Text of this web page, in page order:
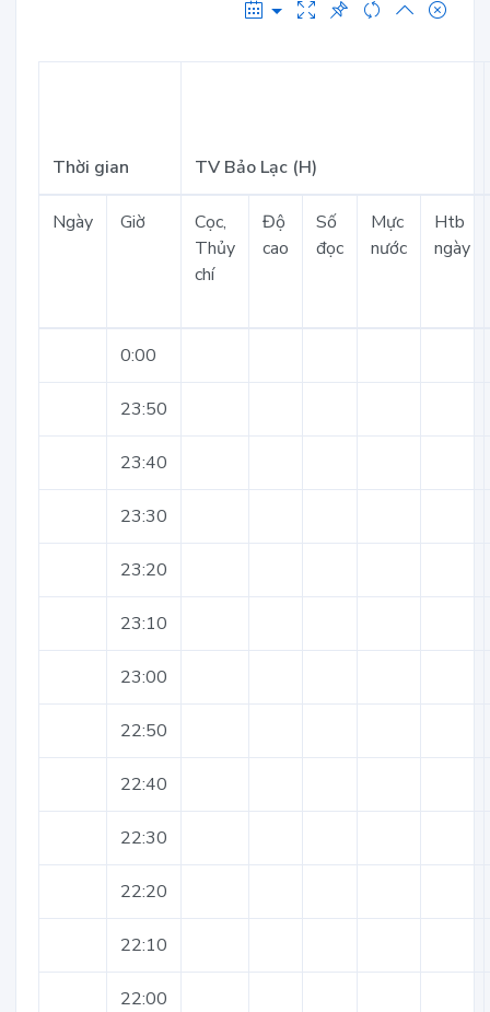
Thời gian TV Bảo Lạc (H)
Ngày Giờ
Cọc,
Thủy
chí
Độ
cao
Số
đọc
Mực
nước
Htb
ngày
0:00
23:50
23:40
23:30
23:20
23:10
23:00
22:50
22:40
22:30
22:20
22:10
22:00